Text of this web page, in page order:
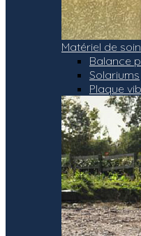
Matériel de
Balance
Solariums
Plaque